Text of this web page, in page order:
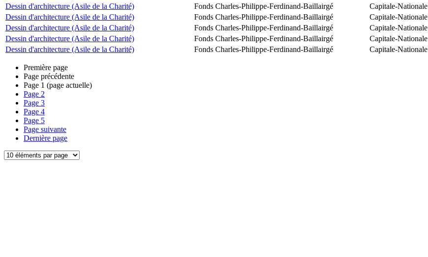
Dessin d'architecture (Asile de la Charité)
Fonds Charles-Philippe-Ferdinand-Baillairgé Capitale-Nationale
Dessin d'architecture (Asile de la Charité)
Fonds Charles-Philippe-Ferdinand-Baillairgé Capitale-Nationale
Dessin d'architecture (Asile de la Charité)
Fonds Charles-Philippe-Ferdinand-Baillairgé Capitale-Nationale
Dessin d'architecture (Asile de la Charité)
Fonds Charles-Philippe-Ferdinand-Baillairgé Capitale-Nationale
Dessin d'architecture (Asile de la Charité)
Fonds Charles-Philippe-Ferdinand-Baillairgé Capitale-Nationale
Première page
Page précédente
Page 1 (page actuelle)
Page 2
Page 3
Page 4
Page 5
Page suivante
Dernière page